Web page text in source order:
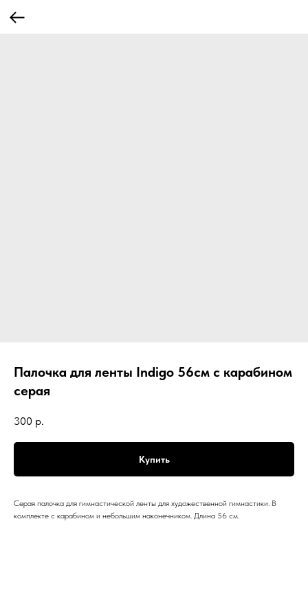
Палочка для ленты Indigo 56см с карабином
серая
300 р.
Купить
Серая палочка для гимнастической ленты для художественной гимнастики. В
комплекте с карабином и небольшим наконечником. Длина 56 см.